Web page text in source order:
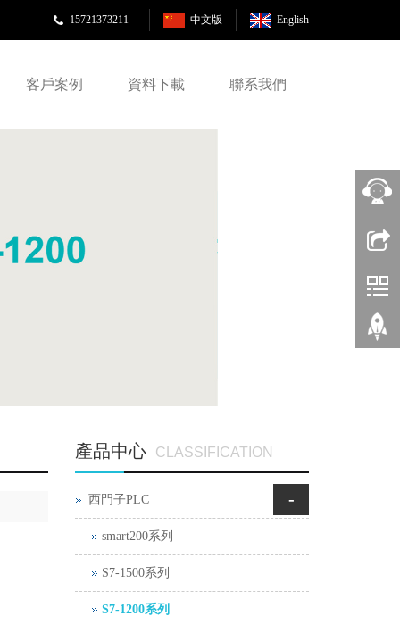
English
中文版
15721373211
客戶案例 資料下載 聯系我們
產品中心 CLASSIFICATION
西門子PLC -
smart200系列
S7-1500系列
S7-1200系列